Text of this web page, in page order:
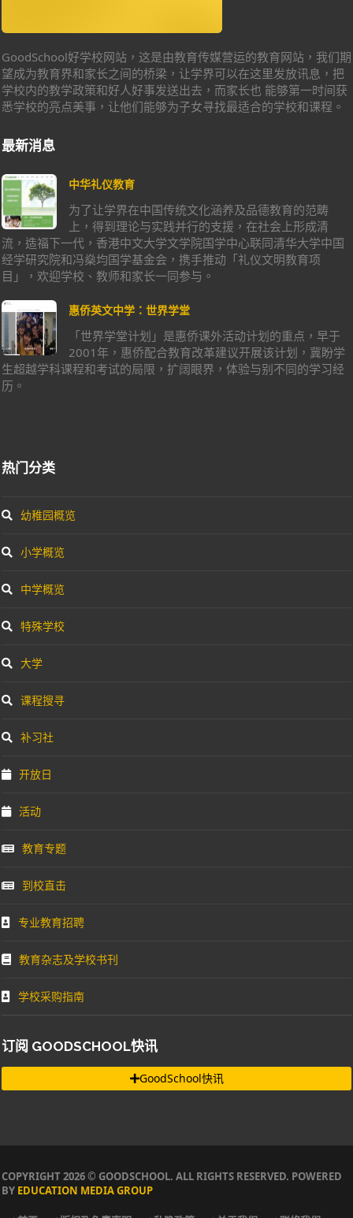
GoodSchool好学校网站，这是由教育传媒营运的教育网站，我们期
望成为教育界和家长之间的桥梁，让学界可以在这里发放讯息，把
学校内的教学政策和好人好事发送出去，而家长也 能够第一时间获
悉学校的亮点美事，让他们能够为子女寻找最适合的学校和课程。
最新消息
中华礼仪教育
为了让学界在中国传统文化涵养及品德教育的范畴
上，得到理论与实践并行的支援，在社会上形成清
流，造福下一代，香港中文大学文学院国学中心联同清华大学中国
经学研究院和冯燊均国学基金会，携手推动「礼仪文明教育项
目」，欢迎学校、教师和家长一同参与。
惠侨英文中学：世界学堂
「世界学堂计划」是惠侨课外活动计划的重点，早于
2001年，惠侨配合教育改革建议开展该计划，冀盼学
生超越学科课程和考试的局限，扩阔眼界，体验与别不同的学习经
历。
热门分类
幼稚园概览
小学概览
中学概览
特殊学校
大学
课程搜寻
补习社
开放日
活动
教育专题
到校直击
专业教育招聘
教育杂志及学校书刊
学校采购指南
订阅 GOODSCHOOL快讯
GoodSchool快讯
COPYRIGHT 2026 © GOODSCHOOL. ALL RIGHTS RESERVED. POWERED
BY EDUCATION MEDIA GROUP